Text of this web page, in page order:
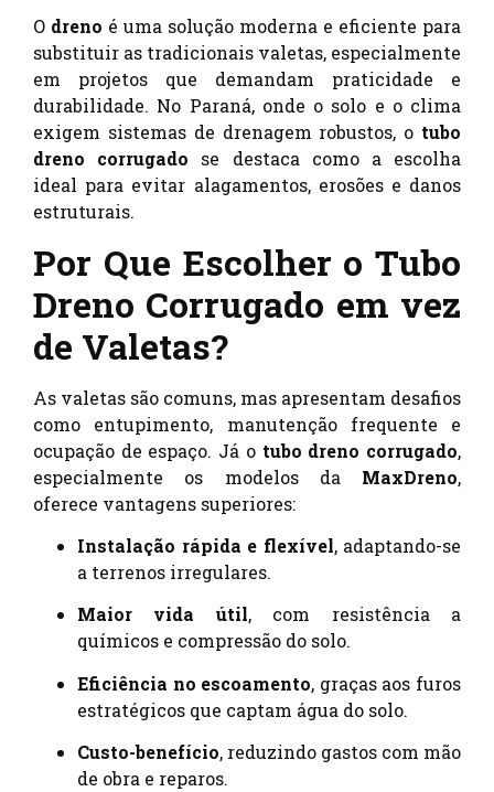
O dreno é uma solução moderna e eficiente para
substituir as tradicionais valetas, especialmente
em projetos que demandam praticidade e
durabilidade. No Paraná, onde o solo e o clima
exigem sistemas de drenagem robustos, o tubo
dreno corrugado se destaca como a escolha
ideal para evitar alagamentos, erosões e danos
estruturais.
Por Que Escolher o Tubo
Dreno Corrugado em vez
de Valetas?
As valetas são comuns, mas apresentam desafios
como entupimento, manutenção frequente e
ocupação de espaço. Já o tubo dreno corrugado,
especialmente os modelos da MaxDreno,
oferece vantagens superiores:
Instalação rápida e flexível, adaptando-se
a terrenos irregulares.
Maior vida útil, com resistência a
químicos e compressão do solo.
Eficiência no escoamento, graças aos furos
estratégicos que captam água do solo.
Custo-benefício, reduzindo gastos com mão
de obra e reparos.